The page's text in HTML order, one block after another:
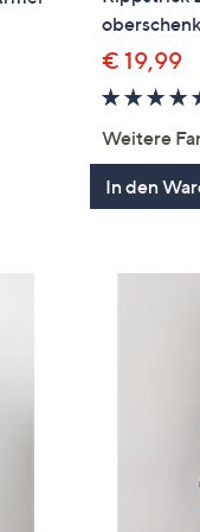
€ 19,99
Weitere
In den